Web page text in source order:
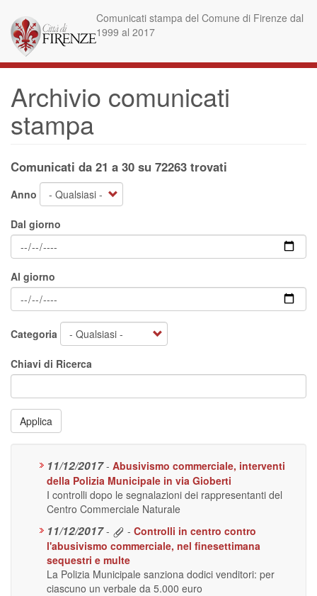
contenuto
principale
Comunicati stampa del Comune di Firenze dal
1999 al 2017
Archivio comunicati
stampa
Comunicati da 21 a 30 su 72263 trovati
Anno
Dal giorno
Al giorno
Categoria
Chiavi di Ricerca
Applica
11/12/2017 - Abusivismo commerciale, interventi
della Polizia Municipale in via Gioberti
I controlli dopo le segnalazioni dei rappresentanti del
Centro Commerciale Naturale
11/12/2017 - - Controlli in centro contro
l'abusivismo commerciale, nel finesettimana
sequestri e multe
La Polizia Municipale sanziona dodici venditori: per
ciascuno un verbale da 5.000 euro